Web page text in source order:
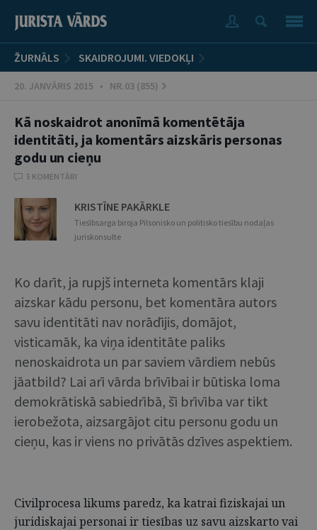
ŽURNĀLS SKAIDROJUMI. VIEDOKĻI
20. JANVĀRIS 2015 • NR.03 (855)
Kā noskaidrot anonīmā komentētāja
identitāti, ja komentārs aizskāris personas
godu un cieņu
5 KOMENTĀRI
KRISTĪNE PAKĀRKLE
Tiesībsarga biroja Pilsonisko un politisko tiesību nodaļas
juriskonsulte
Ko darīt, ja rupjš interneta komentārs klaji
aizskar kādu personu, bet komentāra autors
savu identitāti nav norādījis, domājot,
visticamāk, ka viņa identitāte paliks
nenoskaidrota un par saviem vārdiem nebūs
jāatbild? Lai arī vārda brīvībai ir būtiska loma
demokrātiskā sabiedrībā, šī brīvība var tikt
ierobežota, aizsargājot citu personu godu un
cieņu, kas ir viens no privātās dzīves aspektiem.
Civilprocesa likums paredz, ka katrai fiziskajai un
juridiskajai personai ir tiesības uz savu aizskarto vai